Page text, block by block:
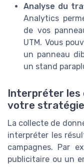
Analyse du
Analytics
de vos
UTM. Vous
un panneau
un stand
Interpréter les
votre stratégie
La collecte de
interpréter les
campagnes. Par
publicitaire ou un